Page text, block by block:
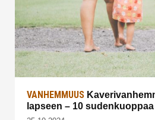
VANHEMMUUS
lapseen – 10 sudenkuoppaa